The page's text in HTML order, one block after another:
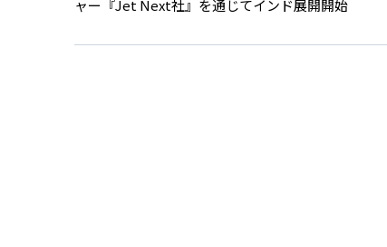
ャー『Jet Next社』を通じてインド展開開始